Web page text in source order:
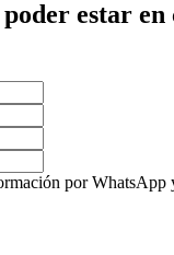
estar en
por WhatsApp